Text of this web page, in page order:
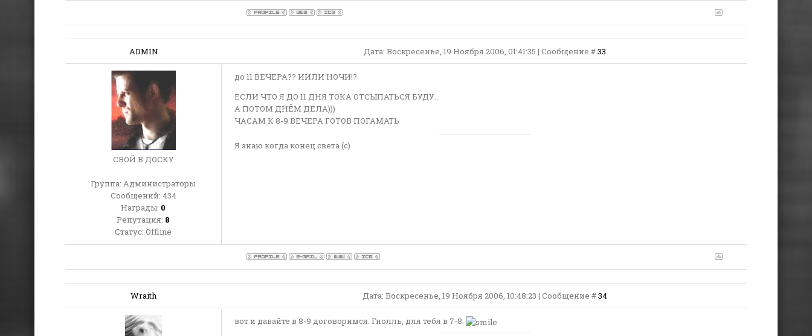
ADMIN Дата: Воскресенье, 19 Ноября 2006, 01:41:35 | Сообщение #33
СВОЙ В ДОСКУ
Группа: Администраторы
Сообщений: 434
Награды: 0
Репутация: 8
Статус: Offline
до 11 ВЕЧЕРА?? ИИЛИ НОЧИ!?
ЕСЛИ ЧТО Я ДО 11 ДНЯ ТОКА ОТСЫПАТЬСЯ БУДУ..
А ПОТОМ ДНЁМ ДЕЛА)))
ЧАСАМ К 8-9 ВЕЧЕРА ГОТОВ ПОГАМАТЬ
Я знаю когда конец света (с)
Wraith Дата: Воскресенье, 19 Ноября 2006, 10:48:23 | Сообщение #34
вот и давайте в 8-9 договоримся. Гнолль, для тебя в 7-8.